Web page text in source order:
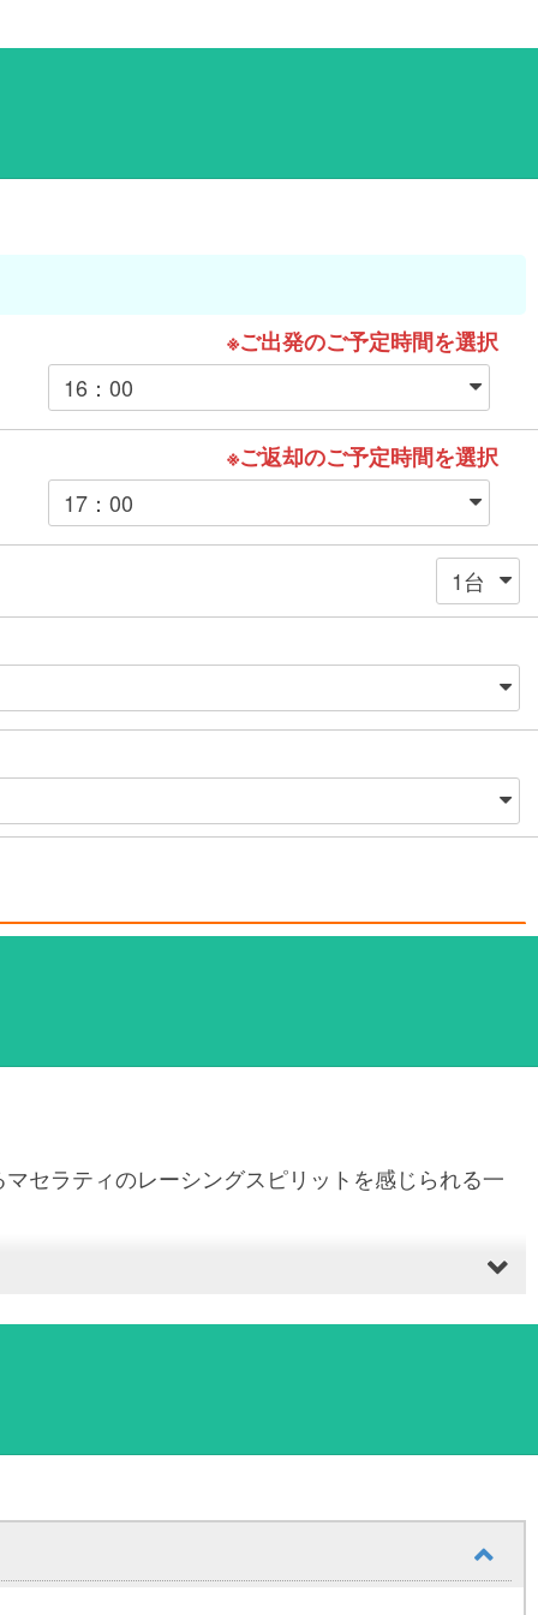
※ご出発のご予定時間を選択
※ご返却のご予定時間を選択
セラティのレーシングスピリットを感じられる一